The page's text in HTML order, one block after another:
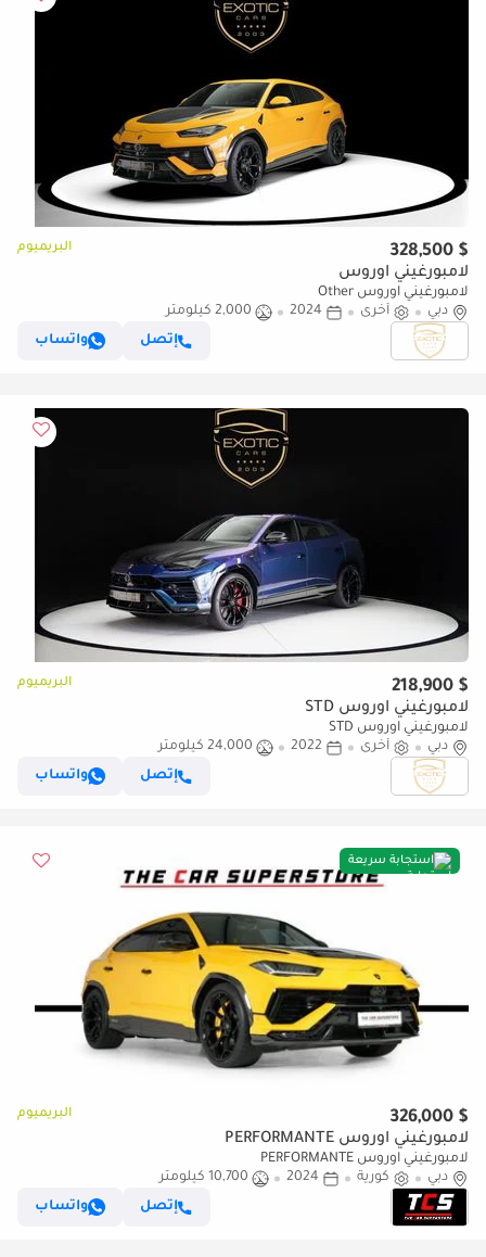
$ 328,500 البريميوم
لامبورغيني اوروس
لامبورغيني اوروس Other
دبي
أخرى 2024
2,000 كيلومتر
إتصل
واتساب
$ 218,900 البريميوم
لامبورغيني اوروس STD
لامبورغيني اوروس STD
دبي
أخرى 2022
24,000 كيلومتر
إتصل
واتساب
استجابة سريعة
$ 326,000 البريميوم
لامبورغيني اوروس PERFORMANTE
لامبورغيني اوروس PERFORMANTE
دبي
كورية 2024
10,700 كيلومتر
إتصل
واتساب